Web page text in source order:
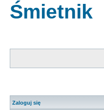
Śmietnik
Zaloguj się